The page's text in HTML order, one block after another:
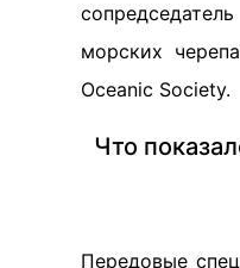
морских
Oceanic Society.
Что
Передовые